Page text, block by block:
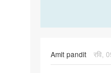
Amit pandit
रवि,